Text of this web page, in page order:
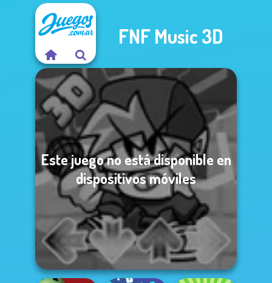
FNF Music 3D
Este juego no está disponible en
dispositivos móviles